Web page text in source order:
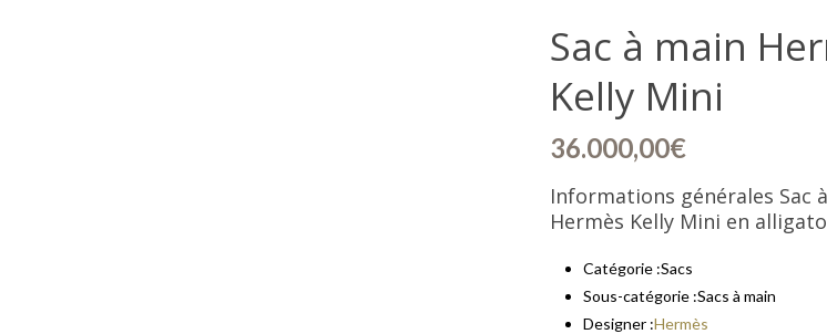
Sac à main
Kelly Mini
36.000,00€
Informations générales Sac
Hermès Kelly Mini en
Catégorie :Sacs
Sous-catégorie :Sacs à main
Designer :Hermès